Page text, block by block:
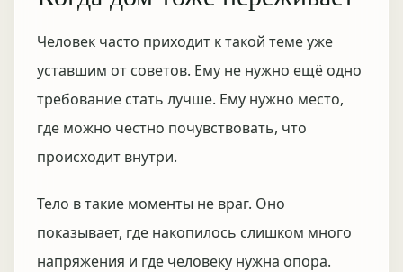
Человек часто приходит к такой теме уже
уставшим от советов. Ему не нужно ещё одно
требование стать лучше. Ему нужно место,
где можно честно почувствовать, что
происходит внутри.
Тело в такие моменты не враг. Оно
показывает, где накопилось слишком много
напряжения и где человеку нужна опора.